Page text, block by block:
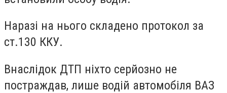
Наразі на нього складено протокол за
ст.130 ККУ.
Внаслідок ДТП ніхто серйозно не
постраждав, лише водій автомобіля ВАЗ